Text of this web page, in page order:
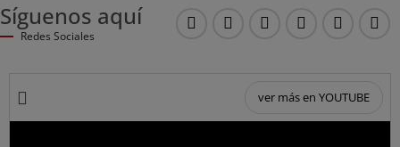
Síguenos aquí
Redes Sociales YoutubeTwitterInstagram
LinkedINTikTok
ver más en YOUTUBE